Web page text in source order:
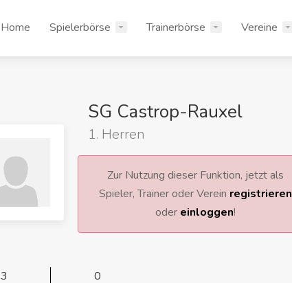
Home Spielerbörse Trainerbörse Vereine
SG Castrop-Rauxel
1. Herren
Zur Nutzung dieser Funktion, jetzt als
Spieler, Trainer oder Verein registrieren
oder einloggen!
3
0